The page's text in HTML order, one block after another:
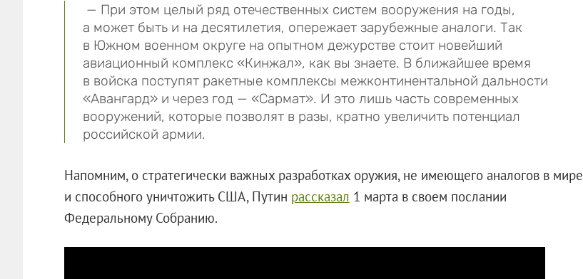
— При этом целый ряд отечественных систем вооружения на годы,
а может быть и на десятилетия, опережает зарубежные аналоги. Так
в Южном военном округе на опытном дежурстве стоит новейший
авиационный комплекс «Кинжал», как вы знаете. В ближайшее время
в войска поступят ракетные комплексы межконтинентальной дальности
«Авангард» и через год — «Сармат». И это лишь часть современных
вооружений, которые позволят в разы, кратно увеличить потенциал
российской армии.
Напомним, о стратегически важных разработках оружия, не имеющего аналогов в мире
и способного уничтожить США, Путин рассказал 1 марта в своем послании
Федеральному Собранию.